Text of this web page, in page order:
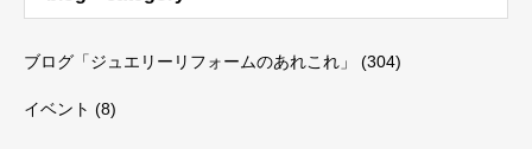
ブログ「ジュエリーリフォームのあれこれ」 (304)
イベント (8)